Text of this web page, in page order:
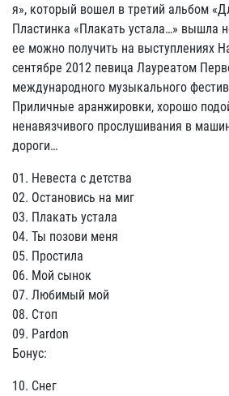
я», который вошел в третий альбом
Пластинка «Плакать устала…» вышла
ее можно получить на выступлениях
сентябре 2012 певица Лауреатом
международного музыкального
Приличные аранжировки, хорошо
ненавязчивого прослушивания в
дороги…
01. Невеста с детства
02. Остановись на миг
03. Плакать устала
04. Ты позови меня
05. Простила
06. Мой сынок
07. Любимый мой
08. Стоп
09. Pardon
Бонус:
10. Снег